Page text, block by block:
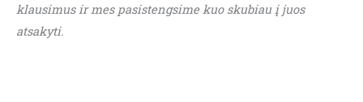
klausimus ir mes pasistengsime kuo skubiau į juos
atsakyti.